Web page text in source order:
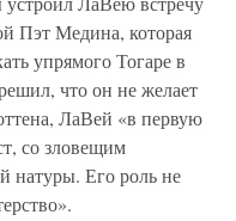
Пэт Медина, которая
упрямого Тогаре в
что он не желает
ЛаВей «в первую
со зловещим
натуры. Его роль не